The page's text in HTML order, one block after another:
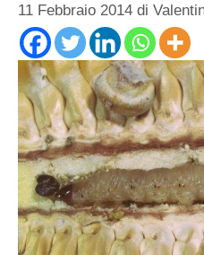
11 Febbraio 2014 di